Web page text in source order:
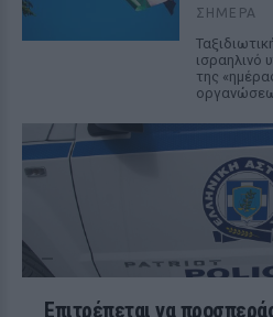
ΣΉΜΕΡΑ
ισραηλινό
της
Επιτρέπεται να